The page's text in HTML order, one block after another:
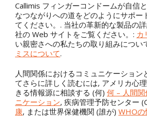
Callimis フィンガーコンドームが自信
なつながりへの道をどのようにサポー
てください。. 当社の革新的な製品の
社の Web サイトをご覧ください。: カ
い親密さへの私たちの取り組みについ
ミスについて.
人間関係におけるコミュニケーション
てさらに詳しく読むには, アメリカ心
きる情報源に相談する (何) 何 – 人間
ニケーション, 疾病管理予防センター
康, または世界保健機関 (誰が) WHOの